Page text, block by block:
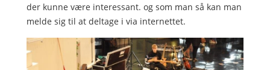
der kunne være interessant. og som man så kan man
melde sig til at deltage i via internettet.